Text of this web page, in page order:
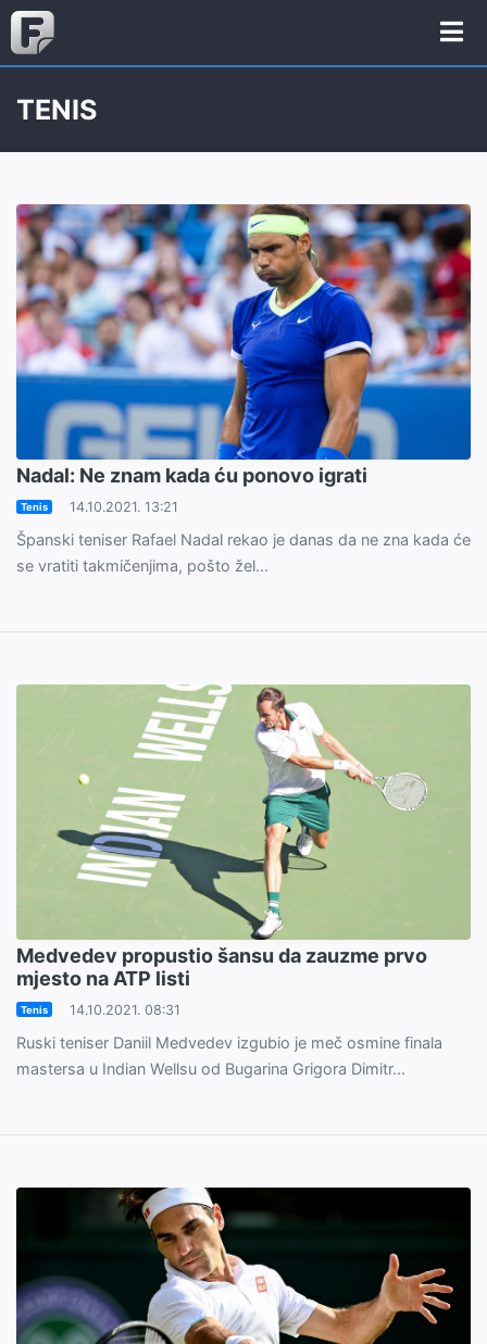
TENIS
Nadal: Ne znam kada ću ponovo igrati
Tenis 14.10.2021. 13:21
Španski teniser Rafael Nadal rekao je danas da ne zna kada će
se vratiti takmičenjima, pošto žel...
Medvedev propustio šansu da zauzme prvo
mjesto na ATP listi
Tenis 14.10.2021. 08:31
Ruski teniser Daniil Medvedev izgubio je meč osmine finala
mastersa u Indian Wellsu od Bugarina Grigora Dimitr...